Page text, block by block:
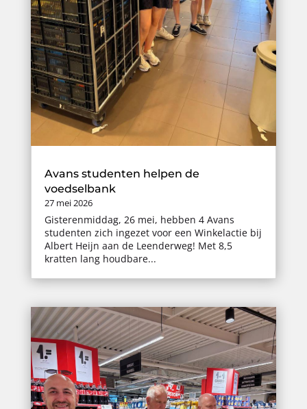
Avans studenten helpen de
voedselbank
27 mei 2026
Gisterenmiddag, 26 mei, hebben 4 Avans
studenten zich ingezet voor een Winkelactie bij
Albert Heijn aan de Leenderweg! Met 8,5
kratten lang houdbare...